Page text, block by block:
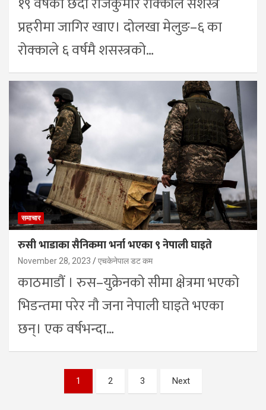
प्रहरीमा जागिर खाए। दोलखा मेलुङ–६ का
रोक्काले ६ वर्षमै शसस्त्रको…
समाचार
रुसी भाडाका सैनिकमा भर्ना भएका ९ नेपाली घाइते
November 28, 2023 एचकेनेपाल डट कम
काठमाडौं । रुस–युक्रेनको सीमा क्षेत्रमा भएको
भिडन्तमा परेर नौ जना नेपाली घाइते भएका
छन्। एक वर्षभन्दा…
pagination
1 2 3 Next